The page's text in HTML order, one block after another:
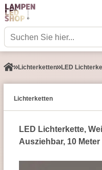
Lichterketten LED
Lichterketten
LED Lichterkette,
Ausziehbar, 10